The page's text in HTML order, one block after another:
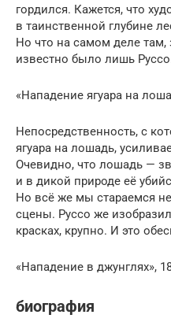
гордился. Кажется, что
в таинственной глубине
Но что на самом деле там,
известно было лишь
«Нападение ягуара на
Непосредственность, с
ягуара на лошадь,
Очевидно, что лошадь —
и в дикой природе её
Но всё же мы стараемся
сцены. Руссо же
красках, крупно. И это
«Нападение в джунглях»,
биография